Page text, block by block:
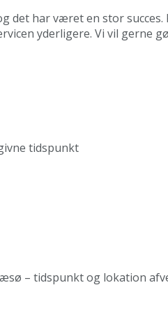
det har været en stor
yderligere. Vi vil gerne
tidspunkt
– tidspunkt og lokation